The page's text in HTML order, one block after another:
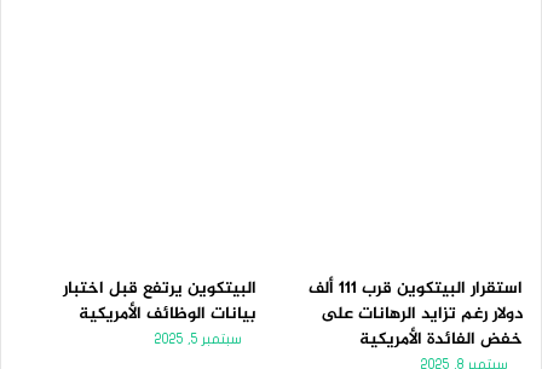
استقرار البيتكوين قرب 111 ألف
دولار رغم تزايد الرهانات على
خفض الفائدة الأمريكية
سبتمبر 8, 2025
البيتكوين يرتفع قبل اختبار
بيانات الوظائف الأمريكية
سبتمبر 5, 2025